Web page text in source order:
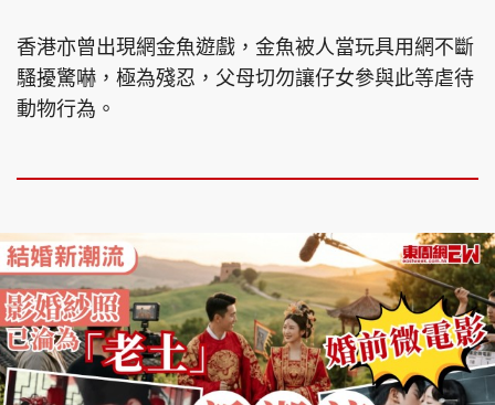
香港亦曾出現網金魚遊戲，金魚被人當玩具用網不斷
騷擾驚嚇，極為殘忍，父母切勿讓仔女參與此等虐待
動物行為。